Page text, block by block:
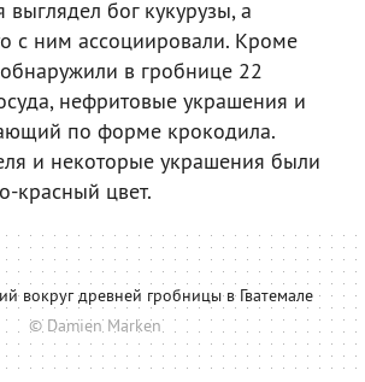
бог кукурузы, а
с ним ассоциировали. Кроме
в гробнице 22
нефритовые украшения и
по форме крокодила.
и некоторые украшения были
красный цвет.
вокруг древней гробницы в Гватемале
© Damien Marken